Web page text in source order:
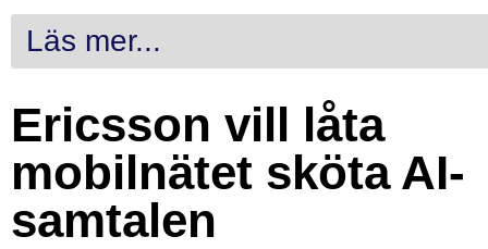
Läs mer...
Ericsson vill låta
mobilnätet sköta AI-
samtalen